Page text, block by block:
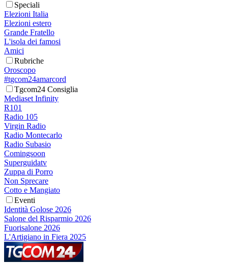
Speciali
Elezioni Italia
Elezioni estero
Grande Fratello
L'isola dei famosi
Amici
Rubriche
Oroscopo
#tgcom24amarcord
Tgcom24 Consiglia
Mediaset Infinity
R101
Radio 105
Virgin Radio
Radio Montecarlo
Radio Subasio
Comingsoon
Superguidatv
Zuppa di Porro
Non Sprecare
Cotto e Mangiato
Eventi
Identità Golose 2026
Salone del Risparmio 2026
Fuorisalone 2026
L'Artigiano in Fiera 2025